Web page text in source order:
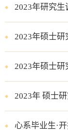
2023年研究
2023年硕士
2023年硕士
2023年 硕士
心系毕业生·开拓就